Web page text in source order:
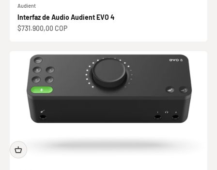
Audient
Interfaz de Audio Audient EVO 4
Precio de oferta
$731.900,00 COP